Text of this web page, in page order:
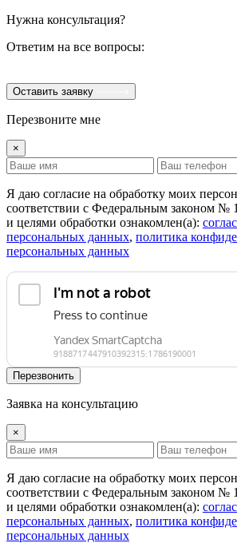
Нужна консультация?
Ответим на все вопросы:
Оставить заявку
Перезвоните мне
×
Я даю согласие на обработку моих
соответствии с Федеральным законом
и целями обработки ознакомлен(а):
персональных данных, политика
персональных данных
Перезвонить
Заявка на консультацию
×
Я даю согласие на обработку моих
соответствии с Федеральным законом
и целями обработки ознакомлен(а):
персональных данных, политика
персональных данных